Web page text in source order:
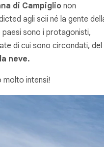
di Campiglio non
agli scii né la gente della
sono i protagonisti,
di cui sono circondati, del
neve.
molto intensi!